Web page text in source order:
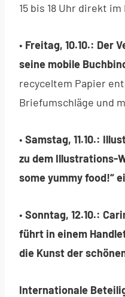
15 bis 18 Uhr direkt im
• Freitag, 10.10.: Der
seine mobile
recyceltem Papier
Briefumschläge und
• Samstag, 11.10.:
zu dem Illustrations-
some yummy food!“
• Sonntag, 12.10.:
führt in einem
die Kunst der
Internationale